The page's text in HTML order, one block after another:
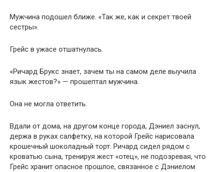
Мужчина подошел ближе. «Так же, как и секрет твоей
сестры».
Грейс в ужасе отшатнулась.
«Ричард Брукс знает, зачем ты на самом деле выучила
язык жестов?» — прошептал мужчина.
Она не могла ответить.
Вдали от дома, на другом конце города, Дэниел заснул,
держа в руках салфетку, на которой Грейс нарисовала
крошечный шоколадный торт. Ричард сидел рядом с
кроватью сына, тренируя жест «отец», не подозревая, что
Грейс хранит опасное прошлое, связанное с Дэниелом